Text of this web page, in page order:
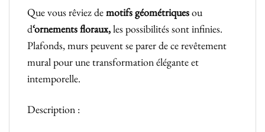
Que vous rêviez demotifs géométriquesou
d‘ornements floraux,les possibilités sont infinies.
Plafonds, murs peuvent se parer de ce revêtement
mural pour une transformation élégante et
intemporelle.
Description :